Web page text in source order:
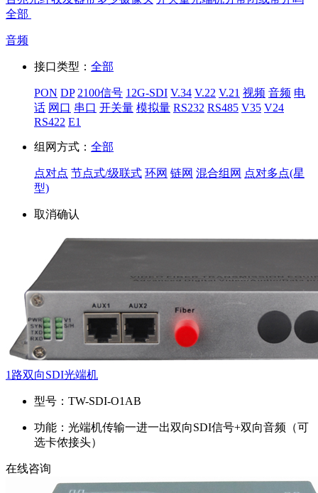
全部
音频
接口类型： 全部
PON DP 2100信号 12G-SDI V.34 V.22 V.21 视频 音频 电
话 网口 串口 开关量 模拟量 RS232 RS485 V35 V24
RS422 E1
组网方式： 全部
点对点 节点式/级联式 环网 链网 混合组网 点对多点(星
型)
取消确认
1路双向SDI光端机
型号： TW-SDI-O1AB
功能： 光端机传输一进一出双向SDI信号+双向音频（可
选卡侬接头）
在线咨询